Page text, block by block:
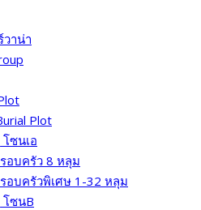
าน่า
Plot
ซนเอ
อบครัว 8 หลุม
อบครัวพิเศษ 1-32 หลุม
โซนB